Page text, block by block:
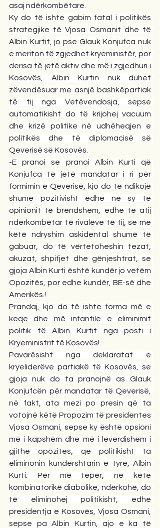
asaj ndërkombëtare.
Ky do të ishte gabim fatal i politikës
strategjike të Vjosa Osmanit dhe të
Albin Kurtit, jo pse Glauk Konjufca nuk
e meriton të zgjedhet kryeministër, por
derisa të jetë aktiv dhe më i zgjedhuri i
Kosovës, Albin Kurtin nuk duhet
zëvendësuar me asnjë bashkëpartiak
të tij nga Vetëvendosja, sepse
automatikisht do të krijohej vacuum
dhe krizë politike në udhëheqjen e
politikës dhe të diplomacisë së
Qeverisë së Kosovës.
-E pranoi se pranoi Albin Kurti që
Konjufca të jetë mandatar i ri për
formimin e Qeverisë, kjo do të ndikojë
shumë pozitivisht edhe në sy të
opinionit të brendshëm, edhe të atij
ndërkombëtar të rivalëve të tij, se me
këtë ndryshim askidental shumë të
gabuar, do të vërtetoheshin tezat,
akuzat, shpifjet dhe gënjeshtrat, se
gjoja Albin Kurti është kundër jo vetëm
Opozitës, por edhe kundër, BE-së dhe
Amerikës.!
Prandaj, kjo do të ishte forma më e
keqe dhe më infantile e eliminimit
politik të Albin Kurtit nga posti i
Kryeministrit të Kosovës!
Pavarësisht nga deklaratat e
kryeliderëve partiakë të Kosovës, se
gjoja nuk do ta pranojnë as Glauk
Konjufcën për mandatar të Qeverisë,
në fakt, ata mezi po presin që ta
votojnë këtë Propozim të presidentes
Vjosa Osmani, sepse ky është opsioni
më i kapshëm dhe më i leverdishëm i
gjithë opozitës, që politikisht ta
eliminonin kundërshtarin e tyre, Albin
Kurti. Për më tepër, në këtë
kombinatorikë diabolike, ndërkohë, do
të eliminohej politikisht, edhe
presidentja e Kosovës, Vjosa Osmani,
sepse pa Albin Kurtin, ajo e ka të